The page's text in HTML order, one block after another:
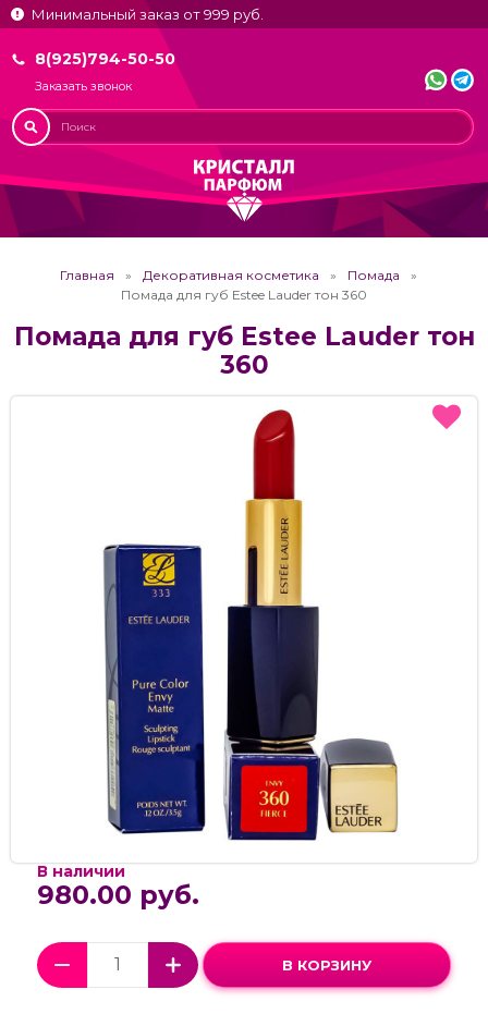
Минимальный заказ от 999 руб.
8(925)794-50-50
Заказать звонок
Главная Декоративная косметика
Помада
Помада для губ Estee Lauder тон 360
Помада для губ Estee Lauder тон
360
В наличии
980.00 руб.
В КОРЗИНУ